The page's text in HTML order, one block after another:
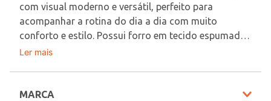
com visual moderno e versátil, perfeito para
acompanhar a rotina do dia a dia com muito
conforto e estilo. Possui forro em tecido espumado,
bico redondo, ajuste por cadarço, palmilha macia e
durante o uso. O diferencial fica por conta do
Material: Sintético
sofrer alteração de cor.
Ler mais
MARCA